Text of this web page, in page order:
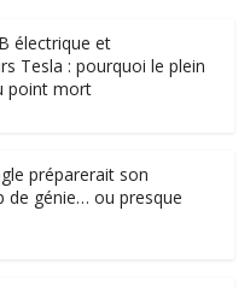
électrique et
Tesla : pourquoi le plein
point mort
préparerait son
de génie… ou presque